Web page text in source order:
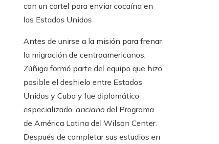
con un cartel para enviar cocaína en
los Estados Unidos
Antes de unirse a la misión para frenar
la migración de centroamericanos,
Zúñiga formó parte del equipo que hizo
posible el deshielo entre Estados
Unidos y Cuba y fue diplomático
especializado. anciano del Programa
de América Latina del Wilson Center.
Después de completar sus estudios en